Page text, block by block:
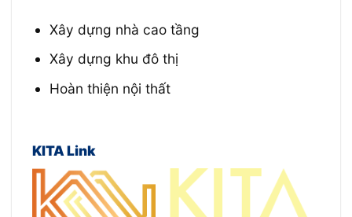
Xây dựng nhà cao tầng
Xây dựng khu đô thị
Hoàn thiện nội thất
KITA Link